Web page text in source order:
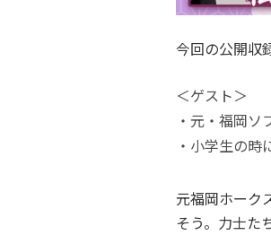
今回の公開収
＜ゲスト＞
・元・福岡
・小学生の
元福岡ホーク
そう。力士た